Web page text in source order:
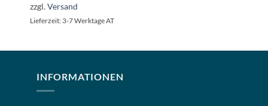
zzgl.Versand
Lieferzeit: 3-7 Werktage AT
INFORMATIONEN